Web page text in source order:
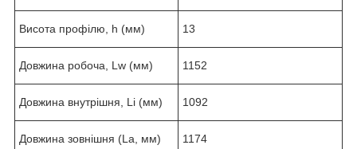
Висота профілю, h (мм) 13
Довжина робоча, Lw (мм) 1152
Довжина внутрішня, Li (мм) 1092
Довжина зовнішня (La, мм) 1174